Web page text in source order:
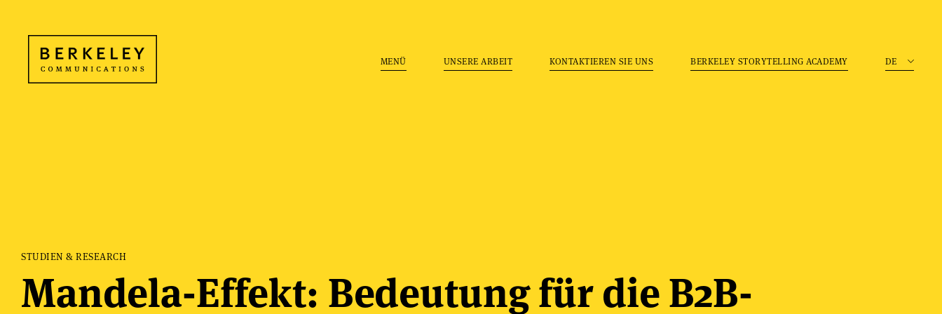
MENÜ UNSERE ARBEIT KONTAKTIEREN SIE UNS BERKELEY STORYTELLING ACADEMY DE
STUDIEN & RESEARCH
Mandela-Effekt: Bedeutung für die B2B-